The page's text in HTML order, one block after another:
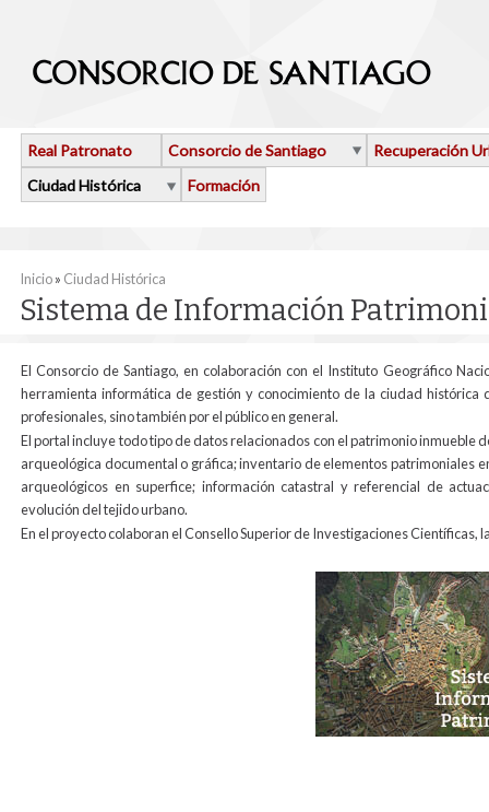
Real Patronato Consorcio de Santiago
Recuperación
Ciudad Histórica
Formación
Se encuentra usted aquí
Inicio» Ciudad Histórica
Sistema de Información
El Consorcio de Santiago, en colaboración con el Instituto Geográfico
herramienta informática de gestión y conocimiento de la ciudad
profesionales, sino también por el público en general.
El portal incluye todo tipo de datos relacionados con el patrimonio inmueble
arqueológica documental o gráfica; inventario de elementos patrimoniales
arqueológicos en superfice; información catastral y referencial de
evolución del tejido urbano.
En el proyecto colaboran el Consello Superior de Investigaciones Científicas,